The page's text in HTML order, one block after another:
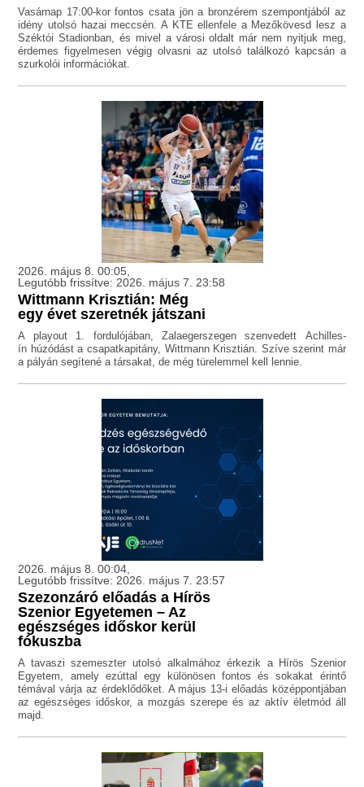
Vasárnap 17:00-kor fontos csata jön a bronzérem szempontjából az
idény utolsó hazai meccsén. A KTE ellenfele a Mezőkövesd lesz a
Széktói Stadionban, és mivel a városi oldalt már nem nyitjuk meg,
érdemes figyelmesen végig olvasni az utolsó találkozó kapcsán a
szurkolói információkat.
2026. május 8. 00:05,
Legutóbb frissítve: 2026. május 7. 23:58
Wittmann Krisztián: Még
egy évet szeretnék játszani
A playout 1. fordulójában, Zalaegerszegen szenvedett Achilles-
ín húzódást a csapatkapitány, Wittmann Krisztián. Szíve szerint már
a pályán segítené a társakat, de még türelemmel kell lennie.
2026. május 8. 00:04,
Legutóbb frissítve: 2026. május 7. 23:57
Szezonzáró előadás a Hírös
Szenior Egyetemen – Az
egészséges időskor kerül
fókuszba
A tavaszi szemeszter utolsó alkalmához érkezik a Hírös Szenior
Egyetem, amely ezúttal egy különösen fontos és sokakat érintő
témával várja az érdeklődőket. A május 13-i előadás középpontjában
az egészséges időskor, a mozgás szerepe és az aktív életmód áll
majd.